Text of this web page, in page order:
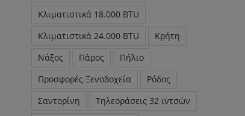
Κλιματιστικά 18.000 BTU
Κλιματιστικά 24.000 BTU
Κρήτη
Νάξος
Πάρος
Πήλιο
Προσφορές Ξενοδοχεία
Ρόδος
Σαντορίνη
Τηλεοράσεις 32 ιντσών